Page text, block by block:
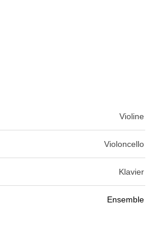
Violine
Violoncello
Klavier
Ensemble